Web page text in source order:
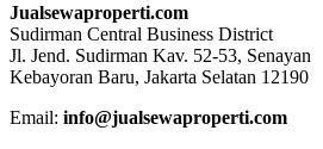
Jualsewaproperti.com
Sudirman Central Business District
Jl. Jend. Sudirman Kav. 52-53, Senayan
Kebayoran Baru, Jakarta Selatan 12190
Email: info@jualsewaproperti.com